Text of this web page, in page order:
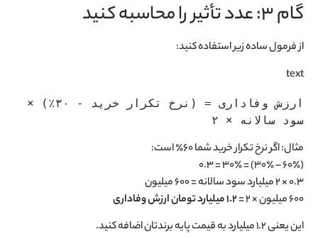
گام ۳: عدد تأثیر را محاسبه کنید
از فرمول ساده زیر استفاده کنید:
text
سود سالانه × ۲
مثال: اگر نرخ تکرار خرید شما ۶۰٪ است:
(۶۰٪ – ۳۰٪) = ۳۰٪ = ۰.۳
۰.۳ × ۲ میلیارد سود سالانه = ۶۰۰ میلیون
۶۰۰ میلیون × ۲ =
۱.۲ میلیارد تومان ارزش وفاداری
این یعنی ۱.۲ میلیارد به قیمت پایه برندتان اضافه کنید.